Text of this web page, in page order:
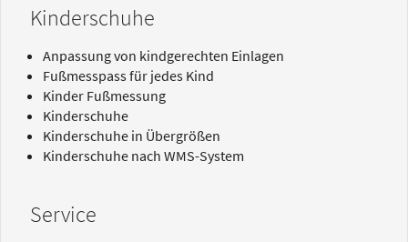
Kinderschuhe
Anpassung von kindgerechten Einlagen
Fußmesspass für jedes Kind
Kinder Fußmessung
Kinderschuhe
Kinderschuhe in Übergrößen
Kinderschuhe nach WMS-System
Service